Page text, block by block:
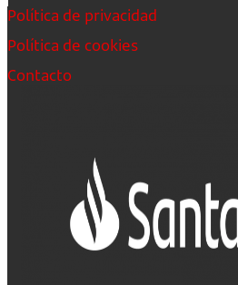
Política de privacidad
Política de cookies
Contacto